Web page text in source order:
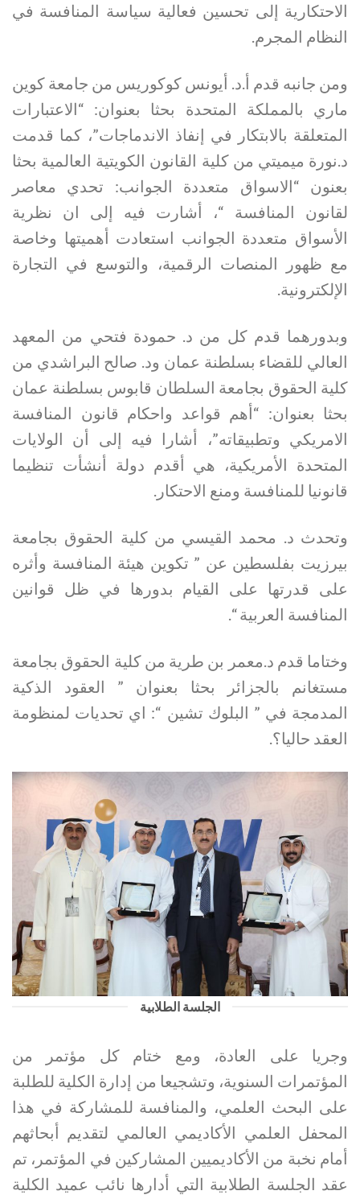
الاحتكارية إلى تحسين فعالية سياسة المنافسة في
النظام المجرم.
ومن جانبه قدم أ.د. أيونس كوكوريس من جامعة كوين
ماري بالمملكة المتحدة بحثا بعنوان: “الاعتبارات
المتعلقة بالابتكار في إنفاذ الاندماجات”، كما قدمت
د.نورة ميميتي من كلية القانون الكويتية العالمية بحثا
بعنون “الاسواق متعددة الجوانب: تحدي معاصر
لقانون المنافسة “، أشارت فيه إلى ان نظرية
الأسواق متعددة الجوانب استعادت أهميتها وخاصة
مع ظهور المنصات الرقمية، والتوسع في التجارة
الإلكترونية.
وبدورهما قدم كل من د. حمودة فتحي من المعهد
العالي للقضاء بسلطنة عمان ود. صالح البراشدي من
كلية الحقوق بجامعة السلطان قابوس بسلطنة عمان
بحثا بعنوان: “أهم قواعد واحكام قانون المنافسة
الامريكي وتطبيقاته”، أشارا فيه إلى أن الولايات
المتحدة الأمريكية، هي أقدم دولة أنشأت تنظيما
قانونيا للمنافسة ومنع الاحتكار.
وتحدث د. محمد القيسي من كلية الحقوق بجامعة
بيرزيت بفلسطين عن ” تكوين هيئة المنافسة وأثره
على قدرتها على القيام بدورها في ظل قوانين
المنافسة العربية “.
وختاما قدم د.معمر بن طرية من كلية الحقوق بجامعة
مستغانم بالجزائر بحثا بعنوان ” العقود الذكية
المدمجة في ” البلوك تشين “: اي تحديات لمنظومة
العقد حاليا؟.
الجلسة الطلابية
وجريا على العادة، ومع ختام كل مؤتمر من
المؤتمرات السنوية، وتشجيعا من إدارة الكلية للطلبة
على البحث العلمي، والمنافسة للمشاركة في هذا
المحفل العلمي الأكاديمي العالمي لتقديم أبحاثهم
أمام نخبة من الأكاديميين المشاركين في المؤتمر، تم
عقد الجلسة الطلابية التي أدارها نائب عميد الكلية